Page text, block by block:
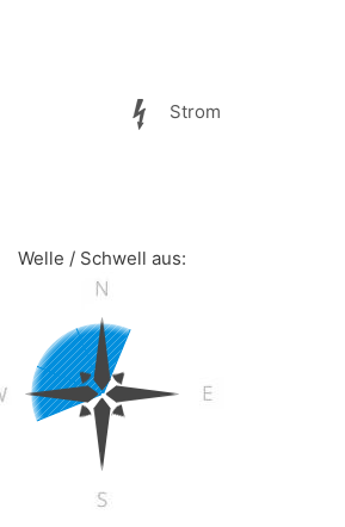
Strom
Welle / Schwell aus: